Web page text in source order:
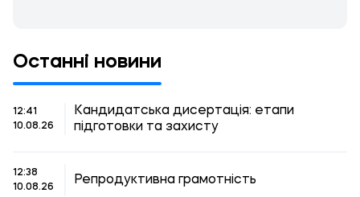
Останні новини
12:41
10.08.26
Кандидатська дисертація: етапи
підготовки та захисту
12:38
10.08.26
Репродуктивна грамотність